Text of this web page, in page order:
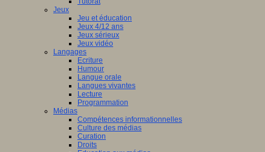
Jeux
Jeu et éducation
Jeux 4/12 ans
Jeux sérieux
Jeux vidéo
Langages
Ecriture
Humour
Langue orale
Langues vivantes
Lecture
Programmation
Médias
Compétences informationnelles
Culture des médias
Curation
Droits